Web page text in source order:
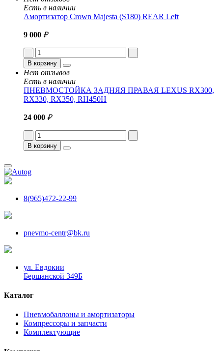
Есть в наличии
Амортизатор Crown Majesta (S180) REAR Left
9 000 ₽
В корзину
Нет отзывов
Есть в наличии
ПНЕВМОСТОЙКА ЗАДНЯЯ ПРАВАЯ LEXUS RX300,
RX330, RX350, RH450H
24 000 ₽
В корзину
8(965)472-22-99
pnevmo-centr@bk.ru
ул. Евдокии
Бершанской 349Б
Каталог
Пневмобаллоны и амортизаторы
Компрессоры и запчасти
Комплектующие